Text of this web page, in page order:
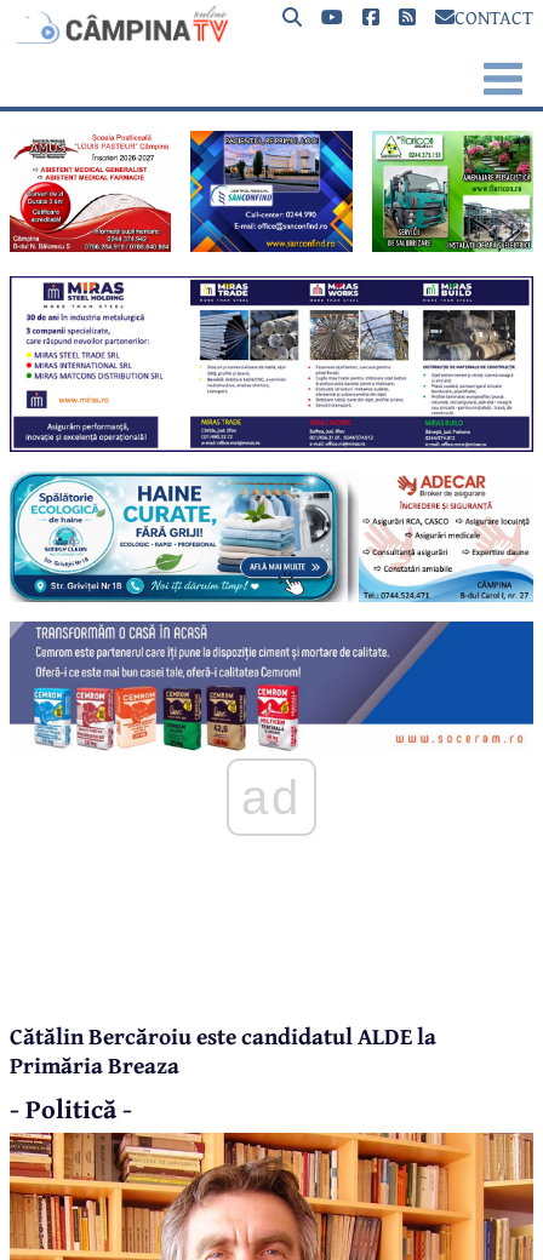
CONTACT
ad
Cătălin Bercăroiu este candidatul ALDE la
Primăria Breaza
- Politică -